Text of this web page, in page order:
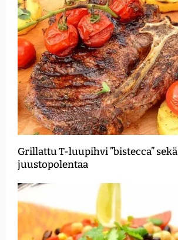
Grillattu T-luupihvi ”bistecca” sekä
juustopolentaa